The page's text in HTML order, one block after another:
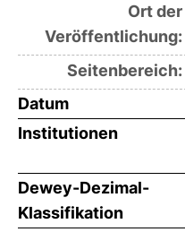
Ort der
Veröffentlichung:
Seitenbereich:
Datum
Institutionen
Dewey-Dezimal-
Klassifikation